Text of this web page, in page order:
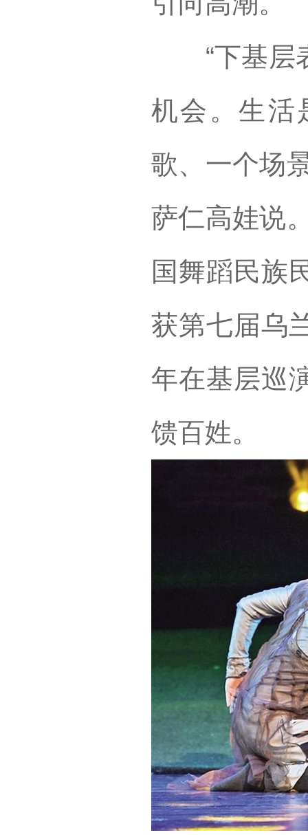
“下基层表
机会。生活
歌、一个场
萨仁高娃说
国舞蹈民族
获第七届乌
年在基层巡
馈百姓。